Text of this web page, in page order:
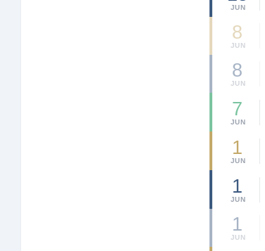
JUN
8
JUN
8
JUN
7
JUN
1
JUN
1
JUN
1
JUN